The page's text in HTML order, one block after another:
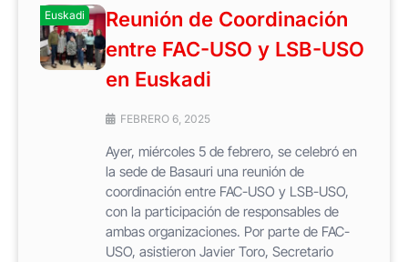
Euskadi
Reunión de Coordinación
entre FAC-USO y LSB-USO
en Euskadi
FEBRERO 6, 2025
Ayer, miércoles 5 de febrero, se celebró en
la sede de Basauri una reunión de
coordinación entre FAC-USO y LSB-USO,
con la participación de responsables de
ambas organizaciones. Por parte de FAC-
USO, asistieron Javier Toro, Secretario